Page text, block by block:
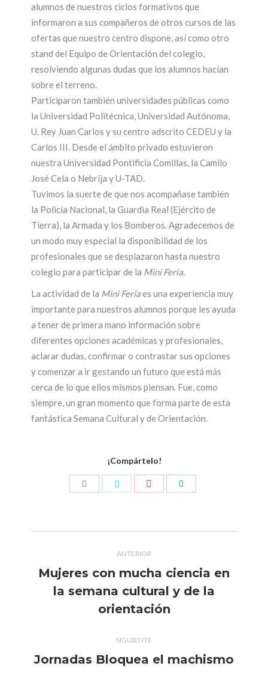
alumnos de nuestros ciclos formativos que
informaron a sus compañeros de otros cursos de las
ofertas que nuestro centro dispone, así como otro
stand del Equipo de Orientación del colegio,
resolviendo algunas dudas que los alumnos hacían
sobre el terreno.
Participaron también universidades públicas como
la Universidad Politécnica, Universidad Autónoma,
U. Rey Juan Carlos y su centro adscrito CEDEU y la
Carlos III. Desde el ámbito privado estuvieron
nuestra Universidad Pontificia Comillas, la Camilo
José Cela o Nebrija y U-TAD.
Tuvimos la suerte de que nos acompañase también
la Policía Nacional, la Guardia Real (Ejército de
Tierra), la Armada y los Bomberos. Agradecemos de
un modo muy especial la disponibilidad de los
profesionales que se desplazaron hasta nuestro
colegio para participar de la Mini Feria
La actividad de la Mini Feriaes una experiencia muy
importante para nuestros alumnos porque les ayuda
a tener de primera mano información sobre
diferentes opciones académicas y profesionales,
aclarar dudas, confirmar o contrastar sus opciones
y comenzar a ir gestando un futuro que está más
cerca de lo que ellos mismos piensan. Fue, como
siempre, un gran momento que forma parte de esta
fantástica Semana Cultural y de Orientación.
¡Compártelo!
Compartir Compartir Compartir
entre
publicaciones
ANTERIOR
Publicación
anterior:
Mujeres con mucha ciencia en
la semana cultural y de la
orientación
SIGUIENTE
Publicación
Jornadas Bloquea el machismo